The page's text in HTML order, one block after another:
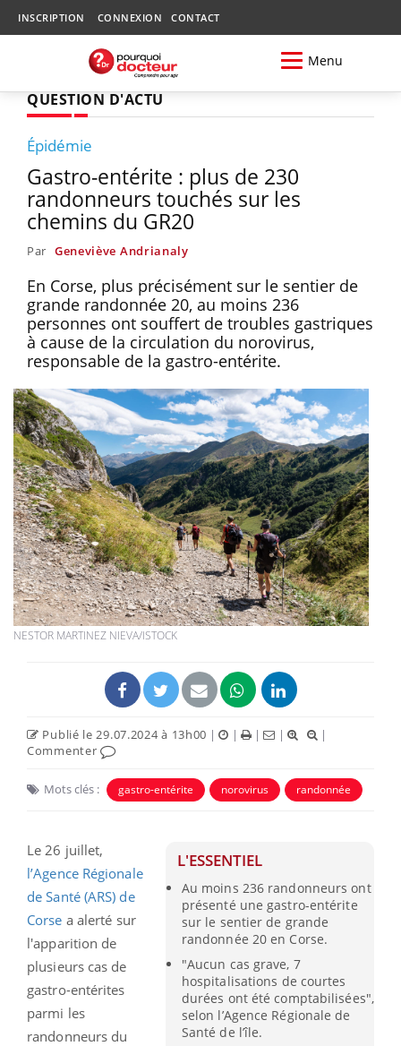
INSCRIPTION CONNEXION CONTACT
Menu
QUESTION D'ACTU
Épidémie
Gastro-entérite : plus de 230
randonneurs touchés sur les
chemins du GR20
Par Geneviève Andrianaly
En Corse, plus précisément sur le sentier de
grande randonnée 20, au moins 236
personnes ont souffert de troubles gastriques
à cause de la circulation du norovirus,
responsable de la gastro-entérite.
NESTOR MARTINEZ NIEVA/ISTOCK
Publié le 29.07.2024 à 13h00 | | | |
|
Commenter
Mots clés : gastro-entérite norovirus randonnée
L'ESSENTIEL
Au moins 236 randonneurs ont
présenté une gastro-entérite
sur le sentier de grande
randonnée 20 en Corse.
"Aucun cas grave, 7
hospitalisations de courtes
durées ont été comptabilisées",
selon l’Agence Régionale de
Santé de l’île.
Le 26 juillet,
l’Agence Régionale
de Santé (ARS) de
Corse a alerté sur
l'apparition de
plusieurs cas de
gastro-entérites
parmi les
randonneurs du